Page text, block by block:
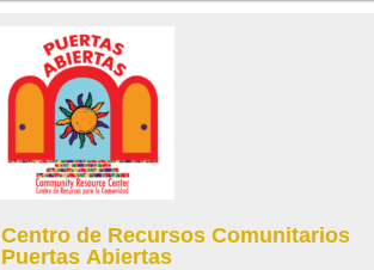
Centro de Recursos Comunitarios
Puertas Abiertas